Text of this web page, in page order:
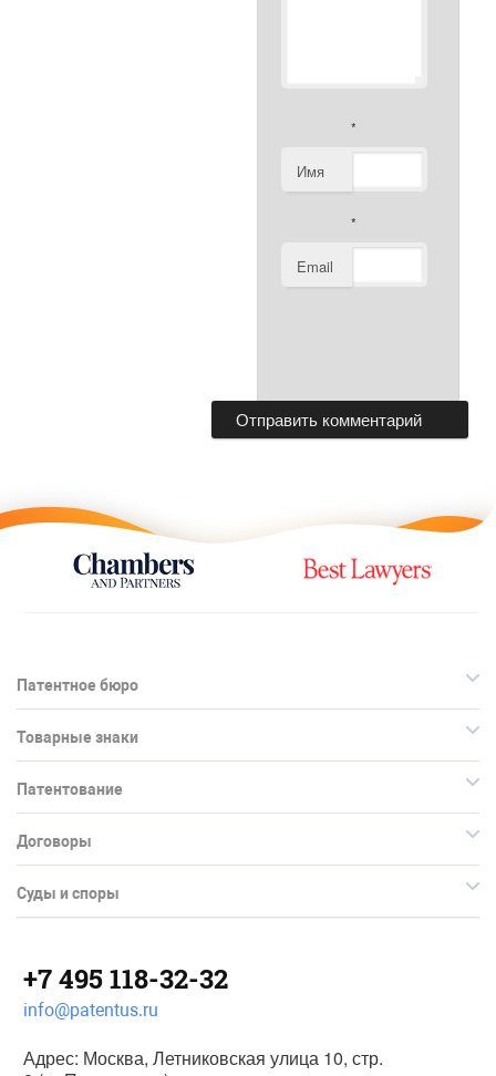
Имя
*
Email
*
Патентное бюро
Товарные знаки
Патентование
Договоры
Суды и споры
+7 495 118-32-32
info@patentus.ru
Адрес: Москва, Летниковская улица 10, стр.